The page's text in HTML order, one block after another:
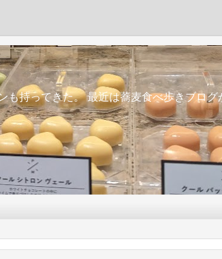
持ってきた。 最近は蕎麦食べ歩きブログ